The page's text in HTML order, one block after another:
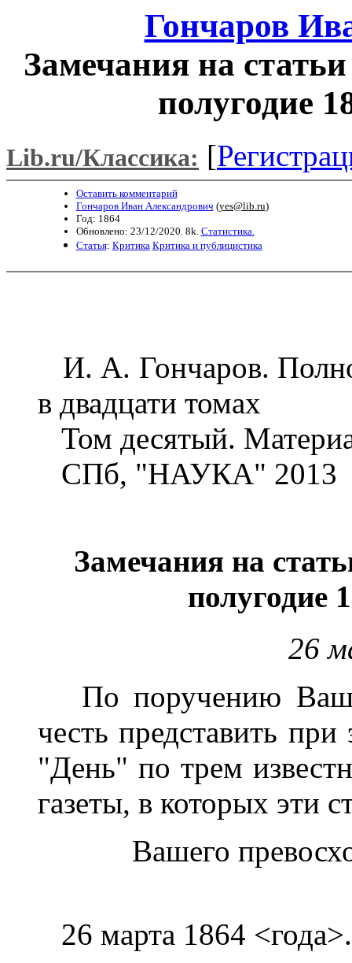
Гончаров
Замечания на
полугодие
Lib.ru/Классика: [
Оставить комментарий
Гончаров Иван Александрович (yes@lib.ru)
Год: 1864
Обновлено: 23/12/2020. 8k. Статистика.
Статья: Критика Критика и публицистика
И. А. Гончаров.
в двадцати томах
Том десятый.
СПб, "НАУКА" 2013
Замечания на
полугодие
26
По поручению
честь представить при
"День" по трем
газеты, в которых эти
Вашего
26 марта 1864 <года>.